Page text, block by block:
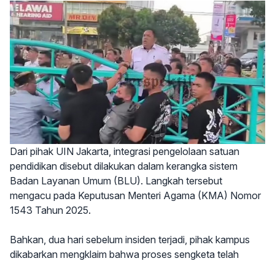
Dari pihak UIN Jakarta, integrasi pengelolaan satuan
pendidikan disebut dilakukan dalam kerangka sistem
Badan Layanan Umum (BLU). Langkah tersebut
mengacu pada Keputusan Menteri Agama (KMA) Nomor
1543 Tahun 2025.
Bahkan, dua hari sebelum insiden terjadi, pihak kampus
dikabarkan mengklaim bahwa proses sengketa telah